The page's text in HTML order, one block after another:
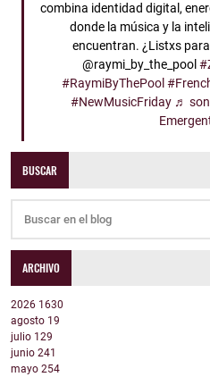
combina identidad digital,
donde la música y la
encuentran. ¿Listxs
@raymi_by_the_pool
#RaymiByThePool
#NewMusicFriday ♬
BUSCAR
ARCHIVO
2026 1630
agosto 19
julio 129
junio 241
mayo 254